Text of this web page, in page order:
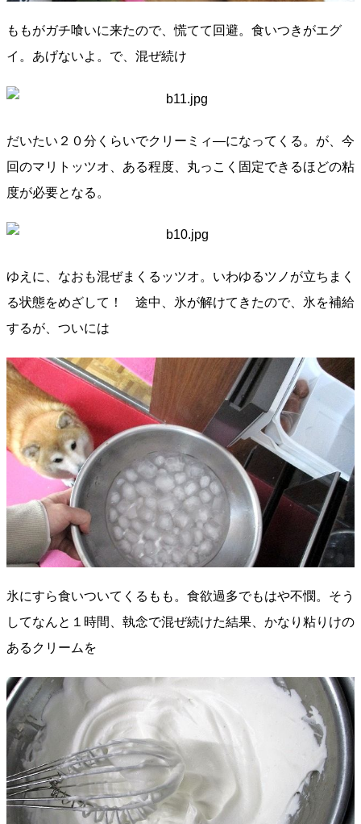
ももがガチ喰いに来たので、慌てて回避。食いつきがエグ
イ。あげないよ。で、混ぜ続け
だいたい２０分くらいでクリーミィ―になってくる。が、今
回のマリトッツオ、ある程度、丸っこく固定できるほどの粘
度が必要となる。
ゆえに、なおも混ぜまくるッツオ。いわゆるツノが立ちまく
る状態をめざして！ 途中、氷が解けてきたので、氷を補給
するが、ついには
氷にすら食いついてくるもも。食欲過多でもはや不憫。そう
してなんと１時間、執念で混ぜ続けた結果、かなり粘りけの
あるクリームを